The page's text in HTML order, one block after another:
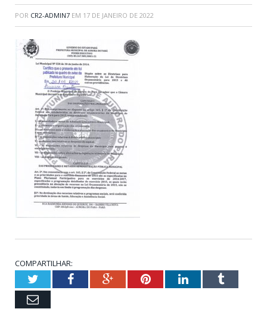
POR CR2-ADMIN7 EM 17 DE JANEIRO DE 2022
COMPARTILHAR:
TwitterFacebookGoogle+PinterestLinkedInTumblr
Email